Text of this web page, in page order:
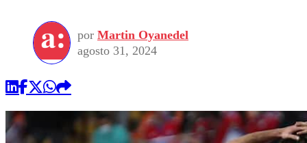
por Martin Oyanedel
agosto 31, 2024